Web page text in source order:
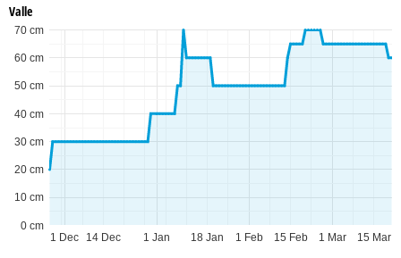
Valle
1 Dec 1 Jan 1 Feb 1 Mar
14 Dec 18 Jan 15 Feb 15 Mar
0 cm
10 cm
20 cm
30 cm
40 cm
50 cm
60 cm
70 cm